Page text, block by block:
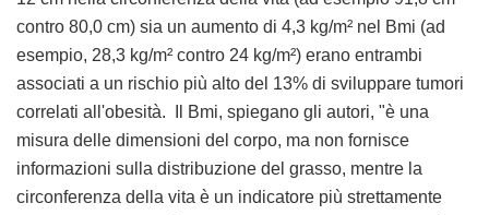
contro 80,0 cm) sia un aumento di 4,3 kg/m² nel Bmi (ad
esempio, 28,3 kg/m² contro 24 kg/m²) erano entrambi
associati a un rischio più alto del 13% di sviluppare tumori
correlati all'obesità. Il Bmi, spiegano gli autori, "è una
misura delle dimensioni del corpo, ma non fornisce
informazioni sulla distribuzione del grasso, mentre la
circonferenza della vita è un indicatore più strettamente